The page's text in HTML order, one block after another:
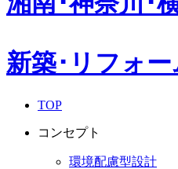
新築･リフォ
TOP
コンセプト
環境配慮型設計